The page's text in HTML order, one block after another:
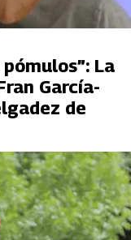
La
García-
de